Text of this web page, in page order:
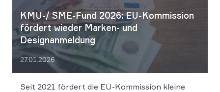
KMU-/ SME-Fund 2026: EU-Kommission
fördert wieder Marken- und
Designanmeldung
27.01.2026
Seit 2021 fördert die EU-Kommission kleine